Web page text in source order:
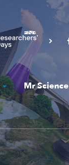
Mr Science